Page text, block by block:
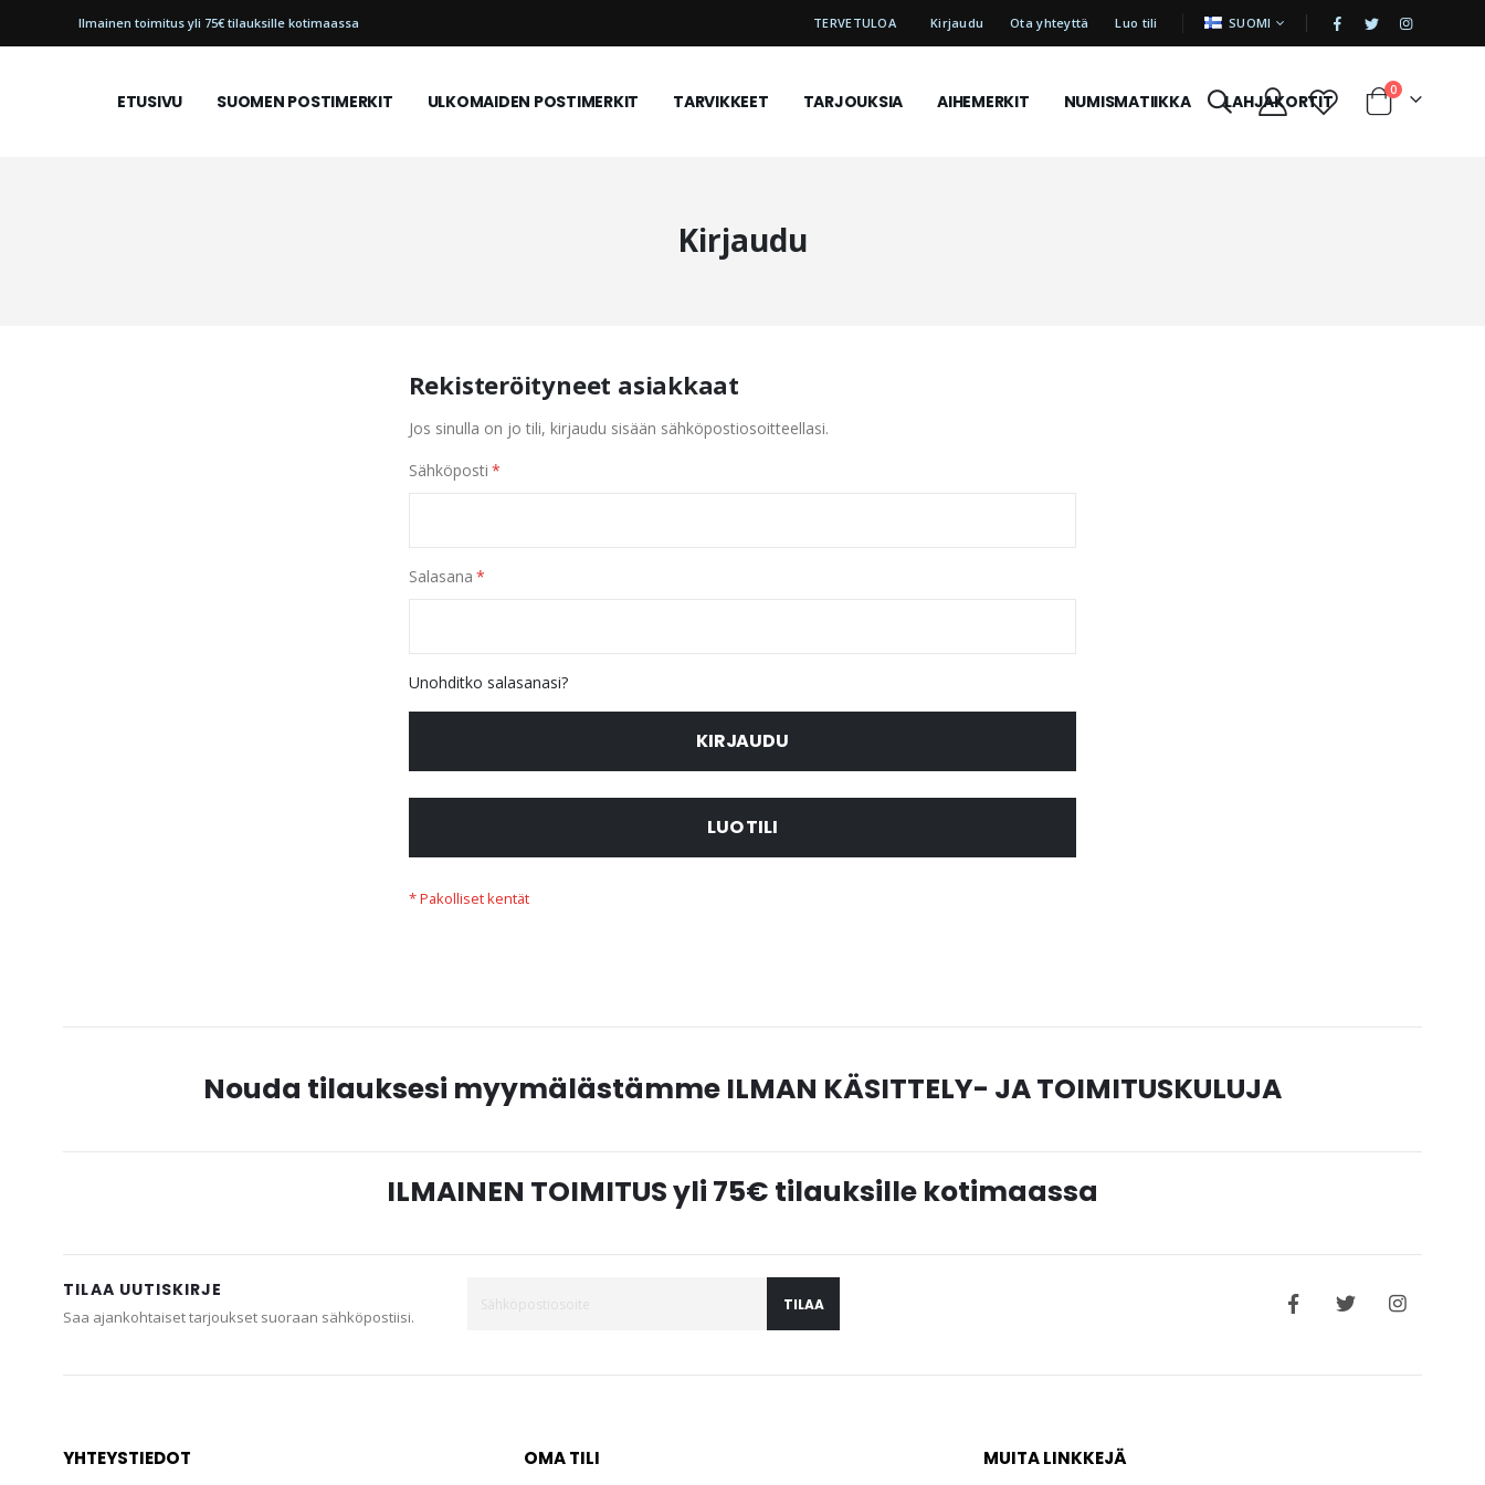
TERVETULOA Kirjaudu Ota yhteyttä Luo tili KIELI SUOMI |
Ilmainen toimitus yli 75€ tilauksille kotimaassa
ETUSIVU SUOMEN POSTIMERKIT ULKOMAIDEN POSTIMERKIT TARVIKKEET TARJOUKSIA AIHEMERKIT NUMISMATIIKKA LAHJAKORTIT Cart
0tuotetta
Kirjaudu
Rekisteröityneet asiakkaat
Jos sinulla on jo tili, kirjaudu sisään sähköpostiosoitteellasi.
Sähköposti
Salasana
Unohditko salasanasi?
KIRJAUDU
LUO TILI
Nouda tilauksesi myymälästämme ILMAN KÄSITTELY- JA TOIMITUSKULUJA
ILMAINEN TOIMITUS yli 75€ tilauksille kotimaassa
TILAA UUTISKIRJE
Saa ajankohtaiset tarjoukset suoraan sähköpostiisi.
TILAA
YHTEYSTIEDOT OMA TILI MUITA LINKKEJÄ